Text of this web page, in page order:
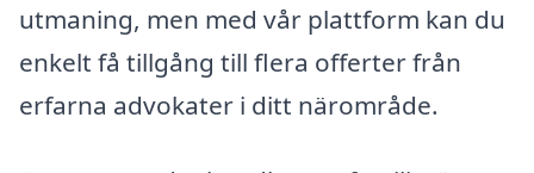
utmaning, men med vår plattform kan du
enkelt få tillgång till flera offerter från
erfarna advokater i ditt närområde.